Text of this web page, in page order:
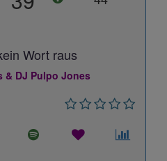
Wort raus
& DJ Pulpo Jones